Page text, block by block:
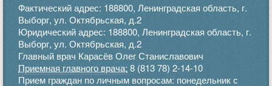
Фактический адрес: 188800, Ленинградская область, г.
Выборг, ул. Октябрьская, д.2
Юридический адрес: 188800, Ленинградская область, г.
Выборг, ул. Октябрьская, д.2
Главный врач Карасёв Олег Станиславович
Приемная главного врача: 8 (813 78) 2-14-10
Прием граждан по личным вопросам: понедельник с